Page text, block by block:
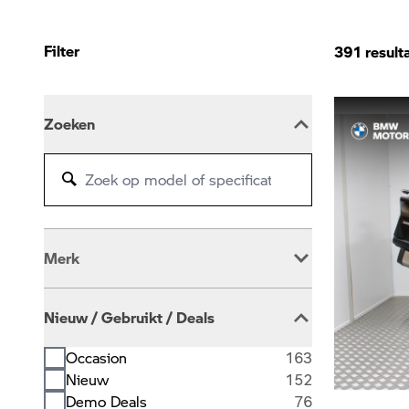
Filter
Zoeken
Merk
Nieuw / Gebruikt / Deals
Occasion
163
Nieuw
152
Demo Deals
76
391